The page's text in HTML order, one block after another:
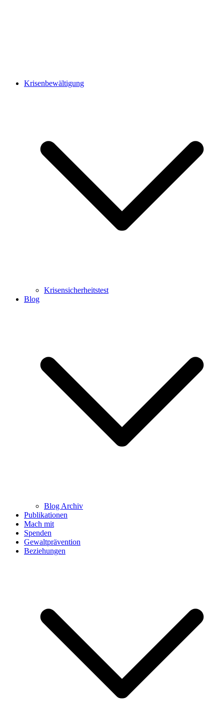
Krisenbewältigung
Krisensicherheitstest
Blog
Blog Archiv
Publikationen
Mach mit
Spenden
Gewaltprävention
Beziehungen